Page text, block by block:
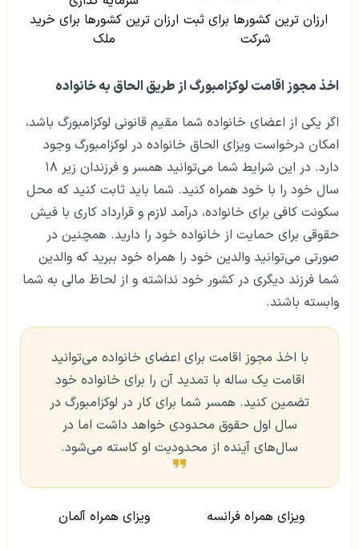
ارزان ترین کشورها برای ثبت
شرکت
ارزان ترین کشورها برای خرید
ملک
اخذ مجوز اقامت لوکزامبورگ از طریق الحاق به خانواده
اگر یکی از اعضای خانواده شما مقیم قانونی لوکزامبورگ باشد،
امکان درخواست ویزای الحاق خانواده در لوکزامبورگ وجود
دارد. در این شرایط شما می‌توانید همسر و فرزندان زیر ۱۸
سال خود را با خود همراه کنید. شما باید ثابت کنید که محل
سکونت کافی برای خانواده، درآمد لازم و قرارداد کاری با فیش
حقوقی برای حمایت از خانواده خود را دارید. همچنین در
صورتی می‌توانید والدین خود را همراه خود ببرید که والدین
شما فرزند دیگری در کشور خود نداشته و از لحاظ مالی به شما
وابسته باشند.
با اخذ مجوز اقامت برای اعضای خانواده می‌توانید
اقامت یک ساله با تمدید آن را برای خانواده خود
تضمین کنید. همسر شما برای کار در لوکزامبورگ در
سال اول حقوق محدودی خواهد داشت اما در
سال‌های آینده از محدودیت او کاسته می‌شود.
ویزای همراه فرانسه ویزای همراه آلمان